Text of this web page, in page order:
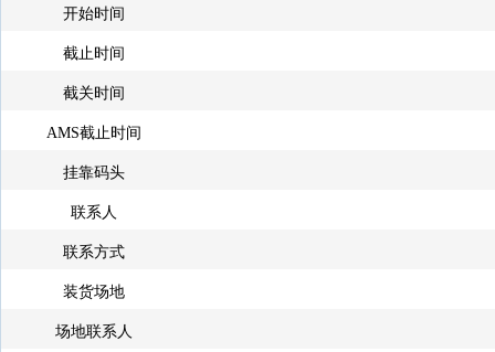
开始时间
截止时间
截关时间
AMS截止时间
挂靠码头
联系人
联系方式
装货场地
场地联系人